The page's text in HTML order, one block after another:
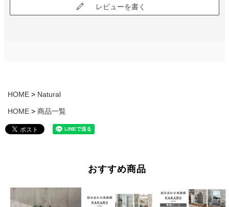
レビューを書く
HOME Natural
HOME 商品一覧
おすすめ商品